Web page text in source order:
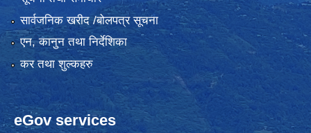
सार्वजनिक खरीद /बोलपत्र सूचना
एन, कानुन तथा निर्देशिका
कर तथा शुल्कहरु
eGov services